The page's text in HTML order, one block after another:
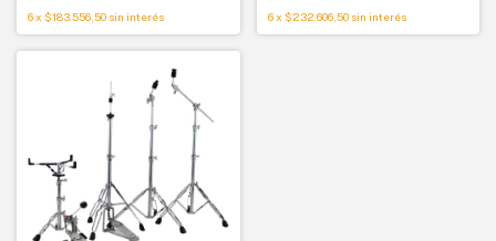
6x $183.556,50 sin interés 6 x $232.606,50 sin interés